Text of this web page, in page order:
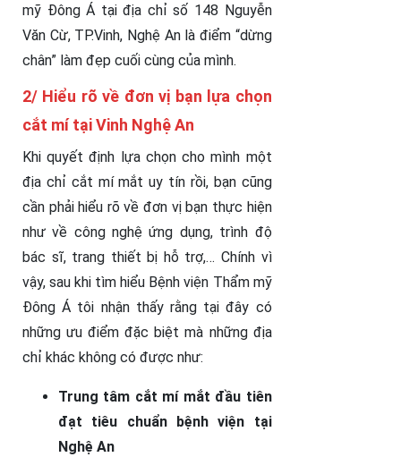
mỹ Đông Á tại địa chỉ số 148 Nguyễn
Văn Cừ, TP.Vinh, Nghệ An là điểm “dừng
chân” làm đẹp cuối cùng của mình.
2/ Hiểu rõ về đơn vị bạn lựa chọn
cắt mí tại Vinh Nghệ An
Khi quyết định lựa chọn cho mình một
địa chỉ cắt mí mắt uy tín rồi, bạn cũng
cần phải hiểu rõ về đơn vị bạn thực hiện
như về công nghệ ứng dụng, trình độ
bác sĩ, trang thiết bị hỗ trợ,… Chính vì
vậy, sau khi tìm hiểu Bệnh viện Thẩm mỹ
Đông Á tôi nhận thấy rằng tại đây có
những ưu điểm đặc biệt mà những địa
chỉ khác không có được như:
Trung tâm cắt mí mắt đầu tiên
đạt tiêu chuẩn bệnh viện tại
Nghệ An